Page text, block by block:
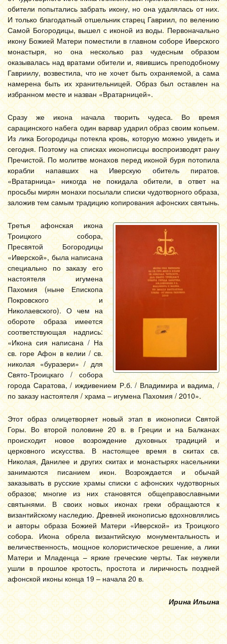
обители попытались забрать икону, но она удалялась от них.
И только благодатный отшельник старец Гавриил, по велению
Самой Богородицы, вышел с иконой из воды. Первоначально
икону Божией Матери поместили в главном соборе Иверского
монастыря, но она несколько раз чудесным образом
оказывалась над вратами обители и, явившись преподобному
Гавриилу, возвестила, что не хочет быть охраняемой, а сама
намерена быть их хранительницей. Образ был оставлен на
избранном месте и назван «Вратарницей».
Сразу же икона начала творить чудеса. Во время
сарацинского набега один варвар ударил образ своим копьем.
Из лика Богородицы потекла кровь, которую можно увидеть и
сегодня. Поэтому на списках иконописцы воспроизводят рану
Пречистой. По молитве монахов перед иконой буря потопила
корабли напавших на Иверскую обитель пиратов.
«Вратарница» никогда не покидала обители, в ответ на
просьбы мирян монахи посылали списки чудотворного образа,
заложив тем самым традицию копирования афонских святынь.
Третья афонская икона
Троицкого собора,
Пресвятой Богородицы
«Иверской», была написана
специально по заказу его
настоятеля игумена
Пахомия (ныне Епископа
Покровского и
Николаевского). О чем на
обороте образа имеется
соответствующая надпись:
«Икона сия написана / На
св. горе Афон в келии / св.
николая «буразери» / для
Свято-Троицкаго / собора
города Саратова, / иждивением Р.б. / Владимира и вадима, /
по заказу настоятеля / храма – игумена Пахомия / 2010».
Этот образ олицетворяет новый этап в иконописи Святой
Горы. Во второй половине 20 в. в Греции и на Балканах
происходит новое возрождение духовных традиций и
церковного искусства. В настоящее время в скитах св.
Николая, Данилее и других скитах и монастырях насельники
занимаются писанием икон. Возрождается и обычай
заказывать в русские храмы списки с афонских чудотворных
образов; многие из них становятся общеправославными
святынями. В своих новых иконах греки обращаются к
византийскому наследию. Древней иконописью вдохновлялись
и авторы образа Божией Матери «Иверской» из Троицкого
собора. Икона обрела византийскую монументальность и
величественность, мощное колористическое решение, а лики
Матери и Младенца – яркие греческие черты. Так неужели
ушли в прошлое кротость, простота и лиричность поздней
афонской иконы конца 19 – начала 20 в.
Ирина Ильина